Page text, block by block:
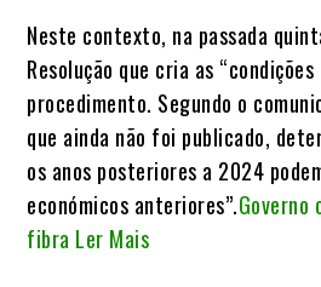
Neste contexto, na passada
Resolução que cria as
procedimento. Segundo o
que ainda não foi publicado,
os anos posteriores a 2024
económicos anteriores”.Governo
fibra Ler Mais